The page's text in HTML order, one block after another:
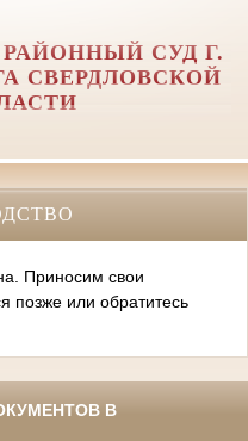
СУД Г.
СВЕРДЛОВСКОЙ
Приносим свои
позже или обратитесь
В